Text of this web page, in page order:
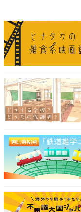
日立「MRO-HE4C
日立 オーブンレン
日立「MRO-F6C